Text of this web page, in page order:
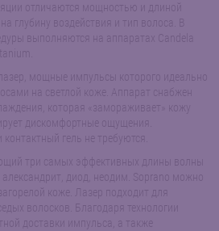
отличаются мощностью и длиной
глубину воздействия и тип волоса. В
выполняются на аппаратах Candela
мощные импульсы которого идеально
на светлой коже. Аппарат снабжен
которая «замораживает» кожу
дискомфортные ощущения.
гель не требуются.
три самых эффективных длины волны
александрит, диод, неодим. Soprano можно
коже. Лазер подходит для
волосков. Благодаря технологии
доставки импульса, а также